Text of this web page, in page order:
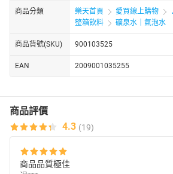
商品名稱 悅氏礦泉水1500mlx12
保存方法 請保持於陰涼處, 避免高溫陽光直射
內容物成份 礦泉水
熱量 每100毫升0大卡
熱量0大卡
內容量 ( g/ml ) 1500mlx12
產地 台灣
廠商名稱 名牌食品股份有限公司頭城廠製造
商品分類 樂天首頁 愛買線上購物
整箱飲料
礦泉水｜氣泡水
商品貨號(SKU) 900103525
EAN 2009001035255
商品評價
4.3 (19)
商品品質極佳